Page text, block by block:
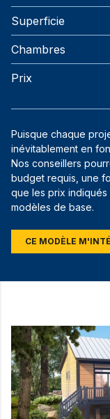
Superficie
Chambres
Prix
Puisque chaque
inévitablement en
Nos conseillers
budget requis, une
que les prix
modèles de base.
CE MODÈLE